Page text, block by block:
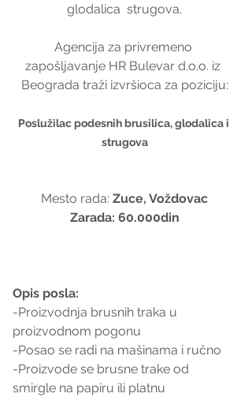
glodalica  strugova.
Agencija za privremeno
zapošljavanje HR Bulevar d.o.o. iz
Beograda traži izvršioca za poziciju:
Poslužilac podesnih brusilica, glodalica i
strugova
Mesto rada: Zuce, Voždovac
Zarada: 60.000din
Opis posla:
-Proizvodnja brusnih traka u
proizvodnom pogonu
-Posao se radi na mašinama i ručno
-Proizvode se brusne trake od
smirgle na papiru ili platnu